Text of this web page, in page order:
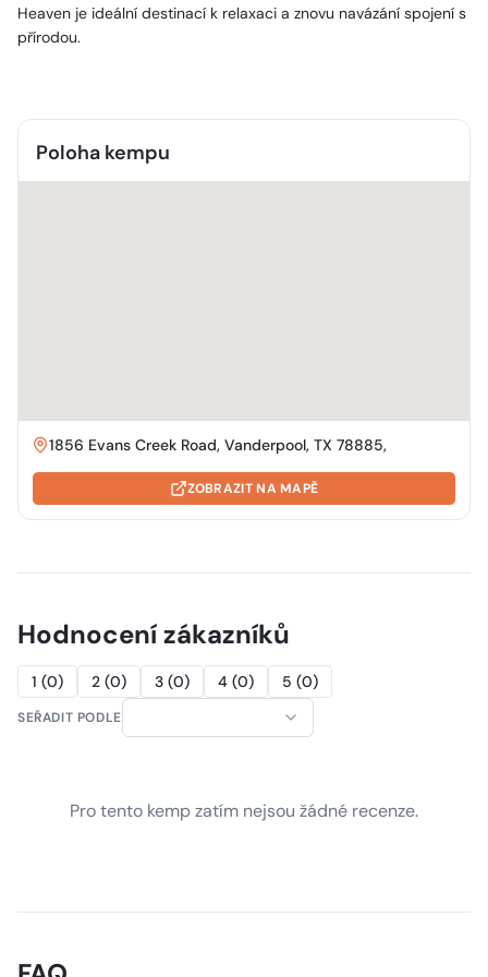
Heaven je ideální destinací k relaxaci a znovu navázání spojení s
přírodou.
Poloha kempu
1856 Evans Creek Road, Vanderpool, TX 78885,
ZOBRAZIT NA MAPĚ
Hodnocení zákazníků
1 (0) 2 (0) 3 (0) 4 (0) 5 (0)
SEŘADIT PODLE
Pro tento kemp zatím nejsou žádné recenze.